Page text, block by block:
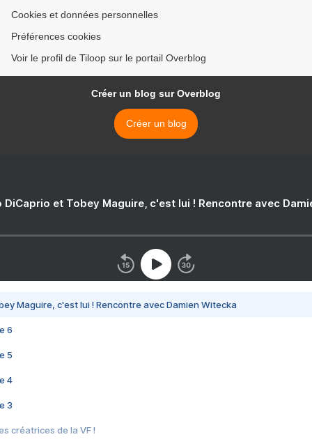
Cookies et données personnelles
Préférences cookies
Voir le profil de Tiloop sur le portail Overblog
Créer un blog sur Overblog
Créer un blog
DiCaprio et Tobey Maguire, c'est lui ! Rencontre avec
Maguire, c'est lui ! Rencontre avec Damien Witecka
6
5
4
3
créatrices de la VF !